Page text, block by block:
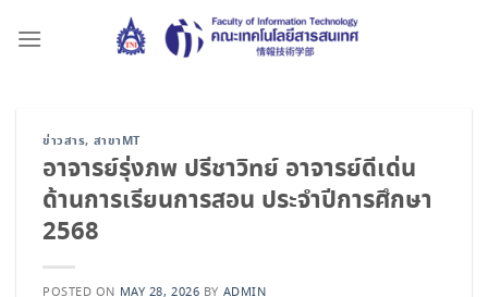
ข่าวสาร, สาขาMT
อาจารย์รุ่งภพ ปรีชาวิทย์ อาจารย์ดีเด่น
ด้านการเรียนการสอน ประจำปีการศึกษา
2568
POSTED ON MAY 28, 2026 BY ADMIN